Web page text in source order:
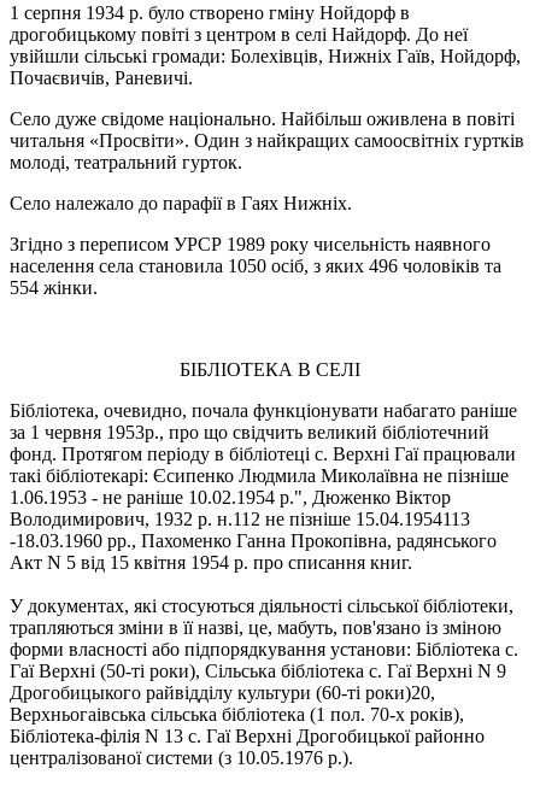
1 серпня 1934 р. було створено гміну Нойдорф в
дрогобицькому повіті з центром в селі Найдорф. До неї
увійшли сільські громади: Болехівців, Нижніх Гаїв, Нойдорф,
Почаєвичів, Раневичі.
Село дуже свідоме національно. Найбільш оживлена в повіті
читальня «Просвіти». Один з найкращих самоосвітніх гуртків
молоді, театральний гурток.
Село належало до парафії в Гаях Нижніх.
Згідно з переписом УРСР 1989 року чисельність наявного
населення села становила 1050 осіб, з яких 496 чоловіків та
554 жінки.
БІБЛІОТЕКА В СЕЛІ
Бібліотека, очевидно, почала функціонувати набагато раніше
за 1 червня 1953р., про що свідчить великий бібліотечний
фонд. Протягом періоду в бібліотеці с. Верхні Гaї працювали
такі бібліотекарі: Єсипенко Людмила Миколаївна не пізніше
1.06.1953 - не раніше 10.02.1954 p.", Дюженко Віктор
Володимирович, 1932 р. н.112 не пізніше 15.04.1954113
-18.03.1960 pp., Пахоменко Ганна Прокопівна, радянського
Акт N 5 від 15 квітня 1954 р. про списання книг.
У документах, які стосуються діяльності сільської бібліотеки,
трапляються зміни в її назві, це, мабуть, пов'язано із зміною
форми власності або підпорядкування установи: Бібліотека с.
Гаї Верхні (50-ті роки), Сільська бібліотека с. Гаї Верхні N 9
Дрогобицыкого райвідділу культури (60-ті роки)20,
Верхньогаівська сільська бібліотека (1 пол. 70-х рокiв),
Бібліотека-філія N 13 с. Гаї Верхні Дрогобицької районно
централізованої системи (з 10.05.1976 р.).